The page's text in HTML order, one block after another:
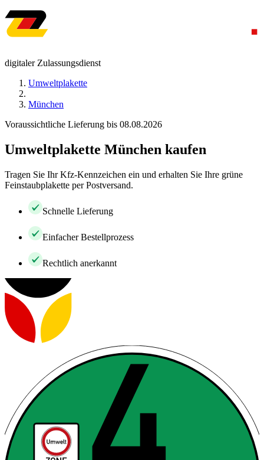
digitaler Zulassungsdienst
Umweltplakette
München
Voraussichtliche Lieferung bis 08.08.2026
Umweltplakette München kaufen
Tragen Sie Ihr Kfz-Kennzeichen ein und erhalten Sie Ihre grüne
Feinstaubplakette per Postversand.
Schnelle Lieferung
Einfacher Bestellprozess
Rechtlich anerkannt